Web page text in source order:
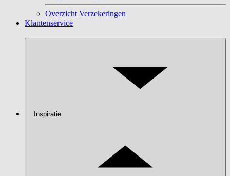
Overzicht Verzekeringen
Klantenservice
Inspiratie